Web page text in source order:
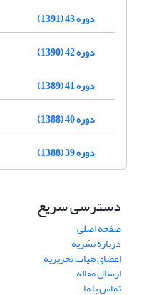
دوره 43 (1391)
دوره 42 (1390)
دوره 41 (1389)
دوره 40 (1388)
دوره 39 (1388)
دسترسی سریع
صفحه اصلی
درباره نشریه
اعضای هیات تحریریه
ارسال مقاله
تماس با ما